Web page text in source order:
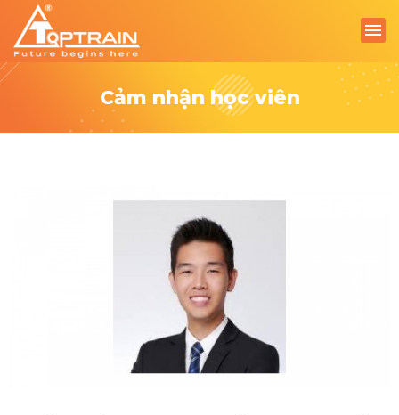
Cảm nhận học viên